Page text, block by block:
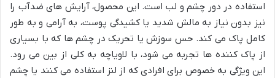
استفاده در دور چشم و لب است. این محصول، آرایش های ضدآب را
نیز بدون نیاز به مالش شدید یا کشیدگی پوست، به آرامی و به طور
کامل پاک می کند. حس سوزش یا تحریک در چشم ها که با بسیاری
از پاک کننده ها تجربه می شود، با لاویاچه به کلی از بین می رود.
این ویژگی به خصوص برای افرادی که از لنز استفاده می کنند یا چشم